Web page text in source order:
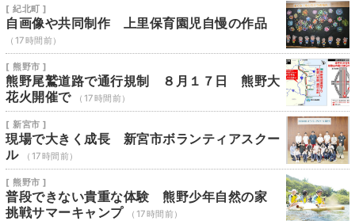
[ 紀北町 ]
自画像や共同制作 上里保育園児自慢の作品
（17時間前）
[ 熊野市 ]
熊野尾鷲道路で通行規制 ８月１７日 熊野大
花火開催で
（17時間前）
[ 新宮市 ]
現場で大きく成長 新宮市ボランティアスクー
ル
（17時間前）
[ 熊野市 ]
普段できない貴重な体験 熊野少年自然の家
挑戦サマーキャンプ
（17時間前）